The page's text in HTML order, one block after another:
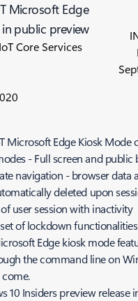
Microsoft Edge
public preview
Core Services
Microsoft Edge Kiosk Mode
- Full screen and public
navigation - browser data
deleted upon
of user session with inactivity
of lockdown functionalities
Edge kiosk mode
the command line on
10 Insiders preview release